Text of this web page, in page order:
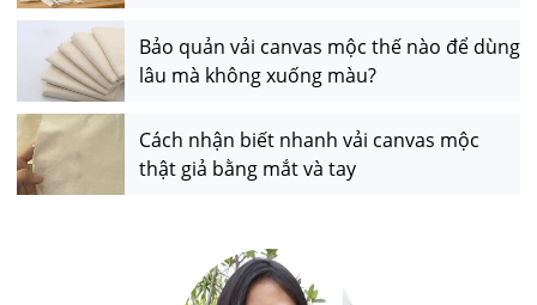
Bảo quản vải canvas mộc thế nào để dùng
lâu mà không xuống màu?
Cách nhận biết nhanh vải canvas mộc
thật giả bằng mắt và tay